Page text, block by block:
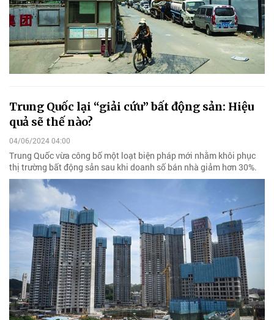
Trung Quốc lại “giải cứu” bất động sản: Hiệu
quả sẽ thế nào?
04/06/2024 04:00
Trung Quốc vừa công bố một loạt biện pháp mới nhằm khôi phục
thị trường bất động sản sau khi doanh số bán nhà giảm hơn 30%.